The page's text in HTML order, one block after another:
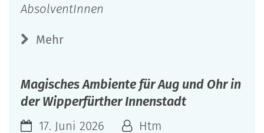
AbsolventInnen
Mehr
Magisches Ambiente für Aug und Ohr in
der Wipperfürther Innenstadt
17. Juni 2026
Htm